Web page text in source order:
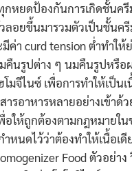
หยดป้องกันการเกิดชั้นค
อยขึ้นมารวมตัวเป็นชั้นค
า curd tension ต่ำทำให้
นรูปต่าง ๆ นมคืนรูปหรื
จีไนซ์ เพื่อการทำให้เป็น
อาหารหลายอย่างเข้าด้
อให้ถูกต้องตามกฎหมายใ
นดไว้ว่าต้องทำให้เนื้อเดี
Food ตัวอย่าง